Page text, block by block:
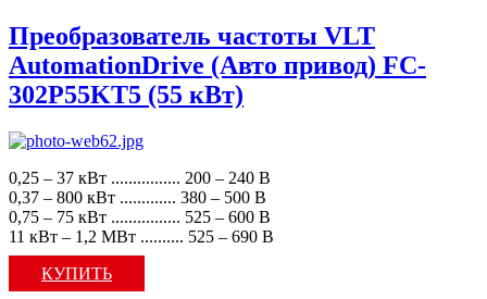
Преобразователь частоты VLT
AutomationDrive (Авто привод) FC-
302P55KT5 (55 кВт)
0,25 – 37 кВт ................ 200 – 240 В
0,37 – 800 кВт ............. 380 – 500 В
0,75 – 75 кВт ................ 525 – 600 В
11 кВт – 1,2 МВт .......... 525 – 690 В
КУПИТЬ